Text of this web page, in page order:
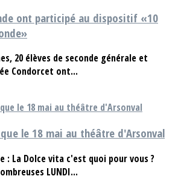
ont participé au dispositif «10
20 élèves de seconde générale et
Condorcet ont...
le 18 mai au théâtre d'Arsonval
: La Dolce vita c'est quoi pour vous ?
LUNDI...